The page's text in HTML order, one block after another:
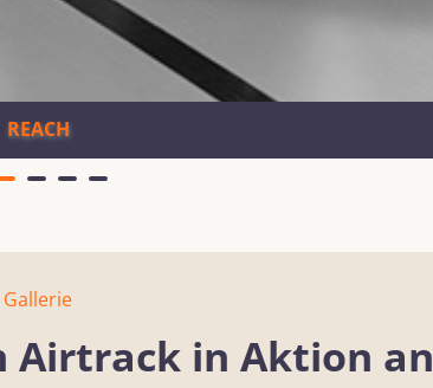
REACH
Gallerie
Airtrack in Aktion an